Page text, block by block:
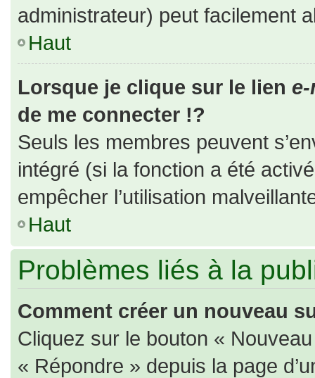
administrateur) peut facilement
Haut
Lorsque je clique sur le lien
de me connecter !?
Seuls les membres peuvent
intégré (si la fonction a été
empêcher l’utilisation
Haut
Problèmes liés à la
Comment créer un nouveau
Cliquez sur le bouton «
« Répondre » depuis la page